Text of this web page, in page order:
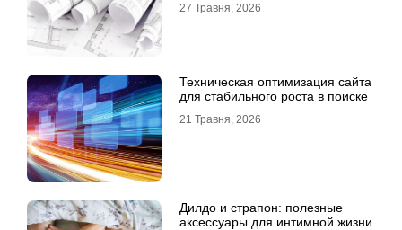
27 Травня, 2026
Техническая оптимизация сайта
для стабильного роста в поиске
21 Травня, 2026
Дилдо и страпон: полезные
аксессуары для интимной жизни